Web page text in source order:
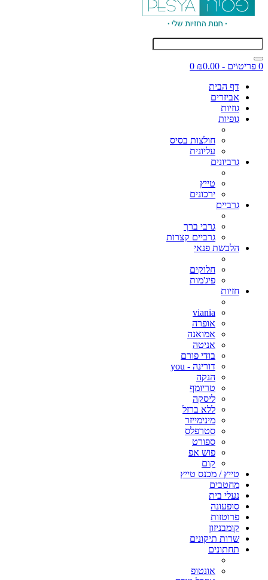
0 פריט\ים - ₪0.00
0
דף הבית
אביזרים
גוזיות
גופיות
חולצות בסיס
עליונית
גרביונים
טייץ
ירכונים
גרביים
גרבי ברך
גרביים קצרות
הלבשת פנאי
חלוקים
פיג'מות
חזיות
viania
אופרה
אמואנה
אניטה
בודי פורם
דורינה - you
הנקה
טריומף
ליסקה
ללא ברזל
מינימייזר
סטרפלס
ספורט
פוש אפ
קום
טייץ / מכנס טייץ
מחטבים
נעלי בית
סופעונה
פרוטזות
קומבניזון
שרות תיקונים
תחתונים
אונטופ